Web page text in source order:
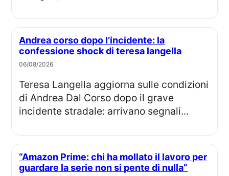
Andrea corso dopo l’incidente: la
confessione shock di teresa langella
06/08/2026
Teresa Langella aggiorna sulle condizioni
di Andrea Dal Corso dopo il grave
incidente stradale: arrivano segnali...
“Amazon Prime: chi ha mollato il lavoro per
guardare la serie non si pente di nulla”